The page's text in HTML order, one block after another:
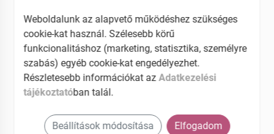
Weboldalunk az alapvető működéshez szükséges
cookie-kat használ. Szélesebb körű
funkcionalitáshoz (marketing, statisztika, személyre
szabás) egyéb cookie-kat engedélyezhet.
Részletesebb információkat az Adatkezelési
tájékoztatóban talál.
Beállítások módosítása Elfogadom